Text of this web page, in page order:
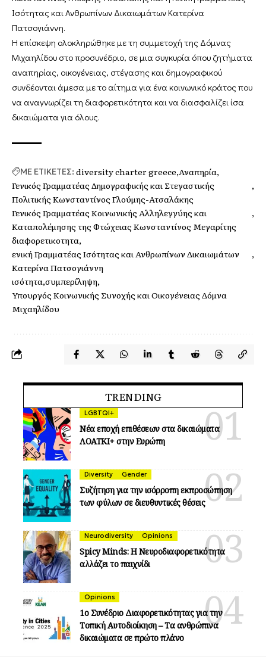
Ισότητας και Ανθρωπίνων Δικαιωμάτων Κατερίνα
Πατσογιάννη.
Η επίσκεψη ολοκληρώθηκε με τη συμμετοχή της Δόμνας
Μιχαηλίδου στο προσυνέδριο, σε μια συγκυρία όπου ζητήματα
αναπηρίας, οικογένειας, στέγασης και δημογραφικού
συνδέονται άμεσα με το αίτημα για ένα κοινωνικό κράτος που
να αναγνωρίζει τη διαφορετικότητα και να διασφαλίζει ίσα
δικαιώματα για όλους.
ΜΕ ΕΤΙΚΕΤΕΣ: diversity charter greece Αναπηρία
Γενικός Γραμματέας Δημογραφικής και Στεγαστικής
Πολιτικής Κωνσταντίνος Γλούμης-Ατσαλάκης
Γενικός Γραμματέας Κοινωνικής Αλληλεγγύης και
Καταπολέμησης της Φτώχειας Κωνσταντίνος Μεγαρίτης
διαφορετικοτητα
ενική Γραμματέας Ισότητας και Ανθρωπίνων Δικαιωμάτων
Κατερίνα Πατσογιάννη
ισότητα συμπερίληψη
Υπουργός Κοινωνικής Συνοχής και Οικογένειας Δόμνα
Μιχαηλίδου
TRENDING
LGBTQI+
Νέα εποχή επιθέσεων στα δικαιώματα
ΛΟΑΤΚΙ+ στην Ευρώπη
Diversity Gender
Συζήτηση για την ισόρροπη εκπροσώπηση
των φύλων σε διευθυντικές θέσεις
Neurodiversity Opinions
Spicy Minds: Η Νευροδιαφορετικότητα
αλλάζει το παιχνίδι
Opinions
1ο Συνέδριο Διαφορετικότητας για την
Τοπική Αυτοδιοίκηση – Τα ανθρώπινα
δικαιώματα σε πρώτο πλάνο